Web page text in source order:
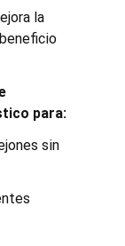
la
para:
sin